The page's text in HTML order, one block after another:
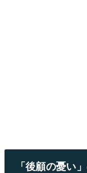
「後顧の憂い